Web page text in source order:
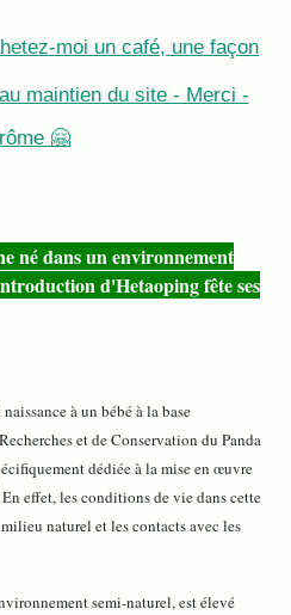
moi un café, une façon
maintien du site - Merci -
🤗
né dans un environnement
d'Hetaoping fête ses
à un bébé à la base
et de Conservation du Panda
dédiée à la mise en œuvre
effet, les conditions de vie dans cette
naturel et les contacts avec les
semi-naturel, est élevé